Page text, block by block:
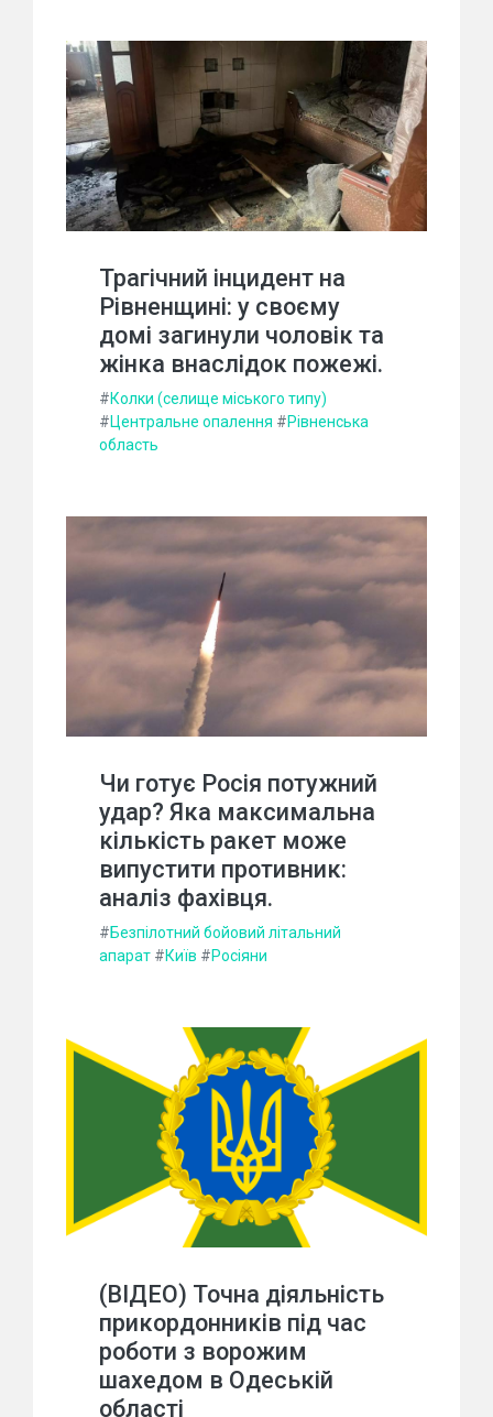
Трагічний інцидент на
Рівненщині: у своєму
домі загинули чоловік та
жінка внаслідок пожежі.
#Колки (селище міського типу)
#Центральне опалення #Рівненська
область
Чи готує Росія потужний
удар? Яка максимальна
кількість ракет може
випустити противник:
аналіз фахівця.
#Безпілотний бойовий літальний
апарат #Київ #Росіяни
(ВІДЕО) Точна діяльність
прикордонників під час
роботи з ворожим
шахедом в Одеській
області